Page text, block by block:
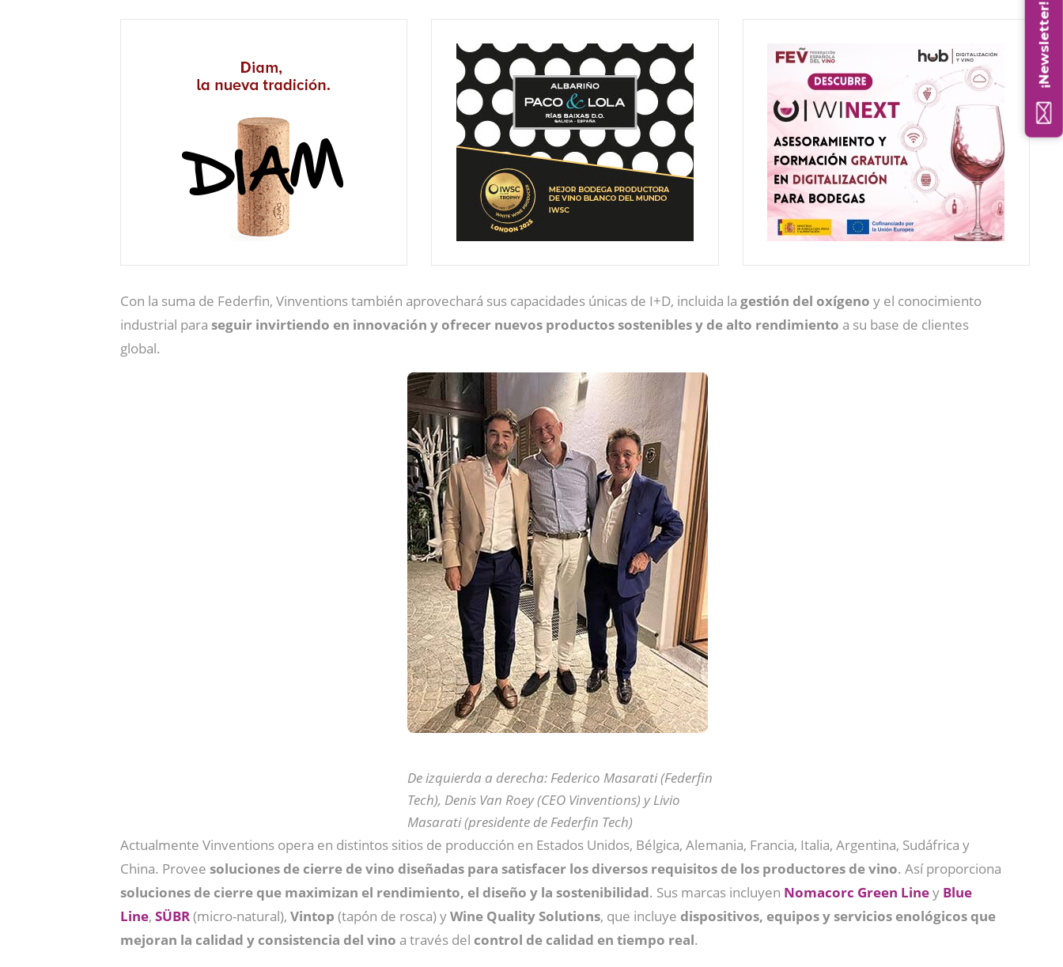
Con la suma de Federfin, Vinventions también aprovechará sus capacidades únicas de I+D, incluida la gestión del oxígeno y el conocimiento
industrial para seguir invirtiendo en innovación y ofrecer nuevos productos sostenibles y de alto rendimiento a su base de clientes
global.
De izquierda a derecha: Federico Masarati (Federfin
Tech), Denis Van Roey (CEO Vinventions) y Livio
Masarati (presidente de Federfin Tech)
Actualmente Vinventions opera en distintos sitios de producción en Estados Unidos, Bélgica, Alemania, Francia, Italia, Argentina, Sudáfrica y
China. Provee soluciones de cierre de vino diseñadas para satisfacer los diversos requisitos de los productores de vino. Así proporciona
soluciones de cierre que maximizan el rendimiento, el diseño y la sostenibilidad. Sus marcas incluyen Nomacorc Green Liney Blue
Line, SÜBR(micro-natural), Vintop (tapón de rosca) yWine Quality Solutions, que incluye dispositivos, equipos y servicios enológicos que
mejoran la calidad y consistencia del vino a través del control de calidad en tiempo real.
¡Newsletter!